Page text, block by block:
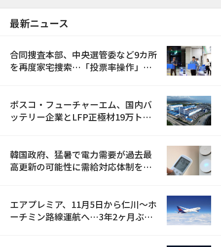
最新ニュース
合同捜査本部、中央選管委など9カ所
を再度家宅捜索…「投票率操作」の
ポスコ・フューチャーエム、国内バ
ッテリー企業とLFP正極材19万トン
韓国政府、猛暑で電力需要が過去最
高更新の可能性に需給対応体制を点
エアプレミア、11月5日から仁川〜ホ
ーチミン路線運航へ…3年2ヶ月ぶり